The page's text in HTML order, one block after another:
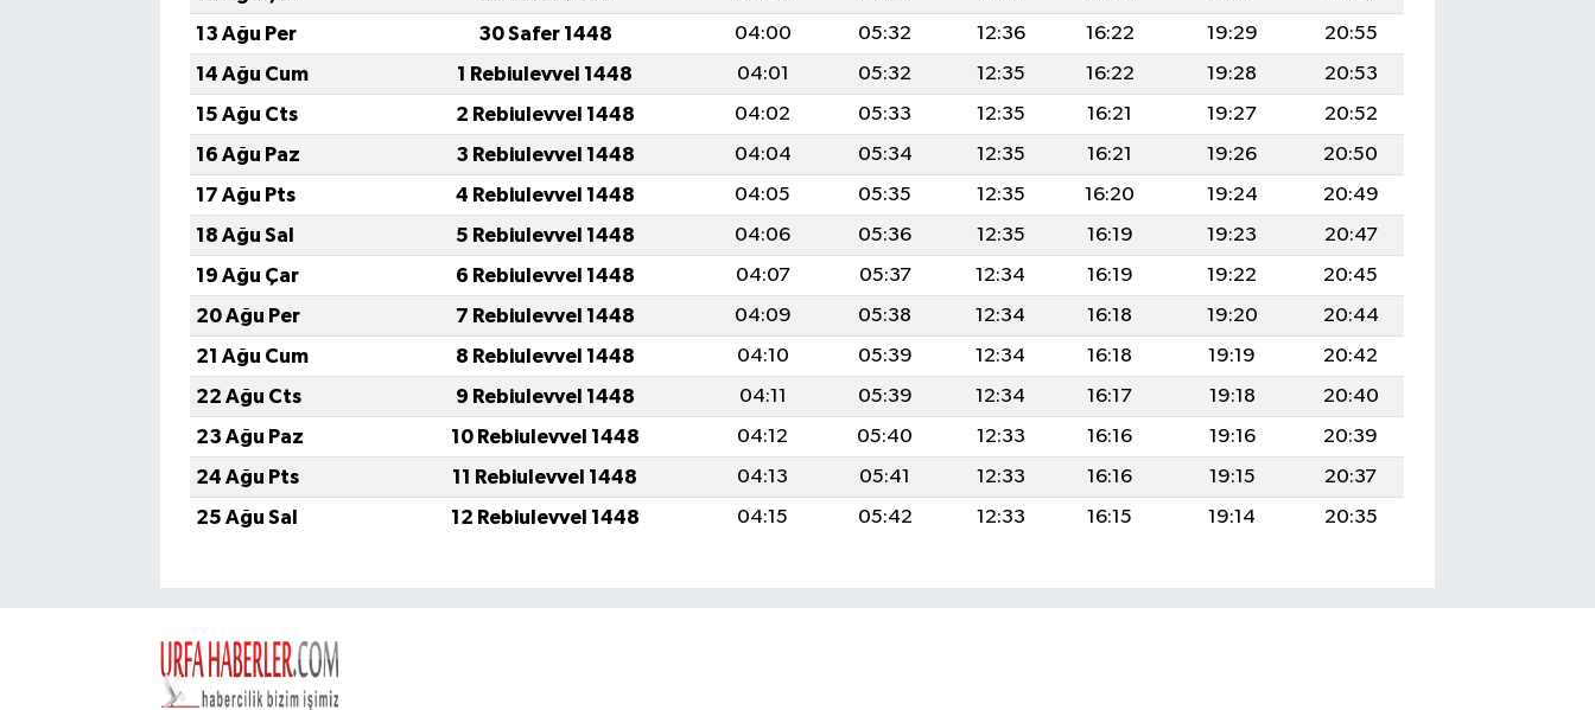
13 Ağu Per
30 Safer 1448 04:00 05:32 12:36 16:22 19:29
20:55
14 Ağu Cum
1 Rebiulevvel 1448 04:01 05:32 12:35 16:22 19:28
20:53
15 Ağu Cts
2 Rebiulevvel 1448 04:02 05:33 12:35 16:21 19:27
20:52
16 Ağu Paz
3 Rebiulevvel 1448 04:04 05:34 12:35 16:21 19:26
20:50
17 Ağu Pts
4 Rebiulevvel 1448 04:05 05:35 12:35 16:20 19:24
20:49
18 Ağu Sal
5 Rebiulevvel 1448 04:06 05:36 12:35 16:19 19:23
20:47
19 Ağu Çar
6 Rebiulevvel 1448 04:07 05:37 12:34 16:19 19:22
20:45
20 Ağu Per
7 Rebiulevvel 1448 04:09 05:38 12:34 16:18 19:20
20:44
21 Ağu Cum
8 Rebiulevvel 1448 04:10 05:39 12:34 16:18 19:19
20:42
22 Ağu Cts
9 Rebiulevvel 1448 04:11 05:39 12:34 16:17 19:18
20:40
23 Ağu Paz
10 Rebiulevvel 1448 04:12 05:40 12:33 16:16 19:16
20:39
24 Ağu Pts
11 Rebiulevvel 1448 04:13 05:41 12:33 16:16 19:15
20:37
25 Ağu Sal
12 Rebiulevvel 1448 04:15 05:42 12:33 16:15 19:14 20:35